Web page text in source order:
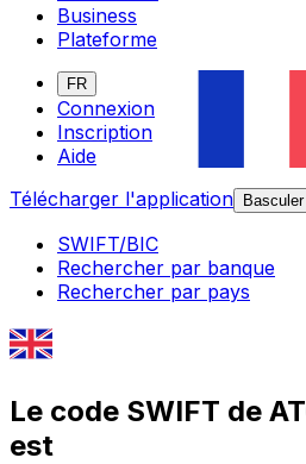
Business
Plateforme
FR
Connexion
Inscription
Aide
Télécharger l'application
SWIFT/BIC
Rechercher par banque
Rechercher par pays
Le code SWIFT de
est